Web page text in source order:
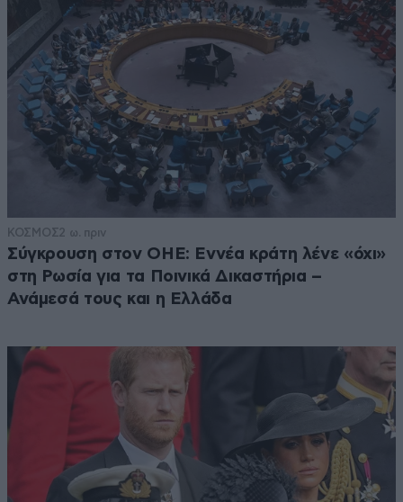
ΚΟΣΜΟΣ2 ω. πριν
Σύγκρουση στον ΟΗΕ: Εννέα κράτη λένε «όχι»
στη Ρωσία για τα Ποινικά Δικαστήρια –
Ανάμεσά τους και η Ελλάδα